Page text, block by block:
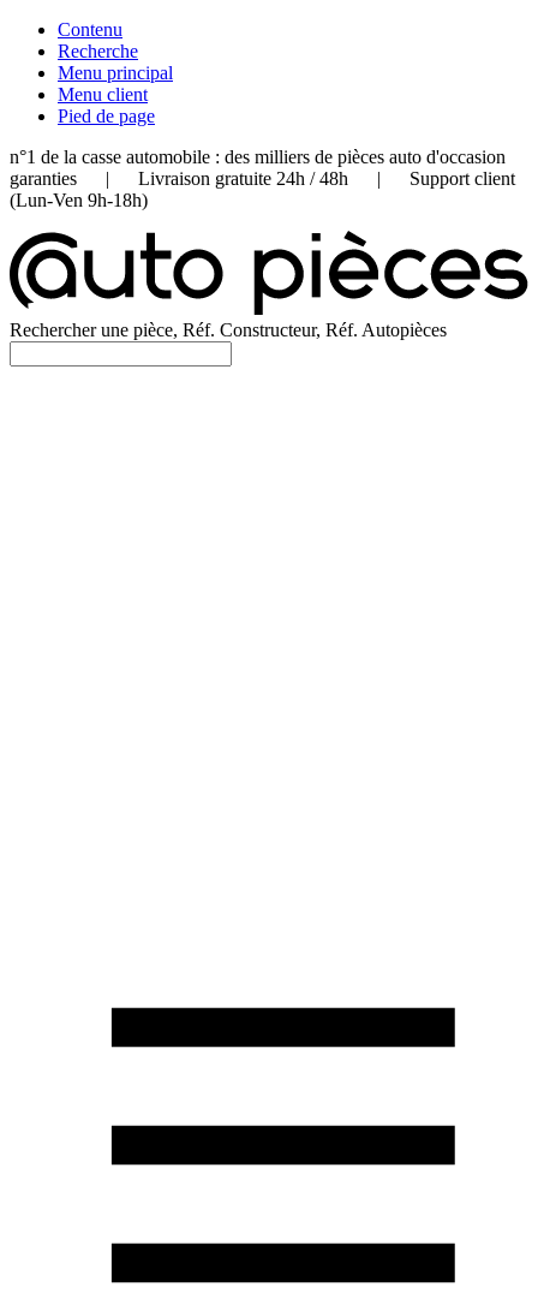
Contenu
Recherche
Menu principal
Menu client
Pied de page
n°1 de la casse automobile : des milliers de pièces auto d'occasion
garanties | Livraison gratuite 24h / 48h | Support client
(Lun-Ven 9h-18h)
Rechercher une pièce, Réf. Constructeur, Réf. Autopièces